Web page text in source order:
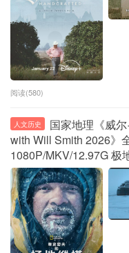
阅读(580)
人文历史
国家地理《威
with Will Smith 2026》
1080P/MKV/12.97G 极